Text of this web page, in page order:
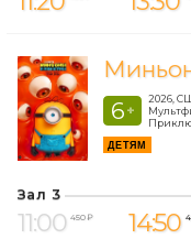
6 +
2026,
ДЕТЯМ
Зал 3
11:00 450 ₽ 14:50